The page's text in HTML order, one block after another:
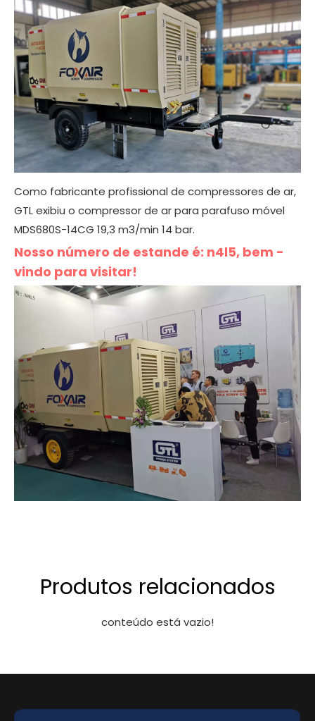
Como fabricante profissional de compressores de ar,
GTL exibiu o compressor de ar para parafuso móvel
MDS680S-14CG 19,3 m3/min 14 bar.
Nosso número de estande é: n4l5, bem -
vindo para visitar!
Produtos relacionados
conteúdo está vazio!